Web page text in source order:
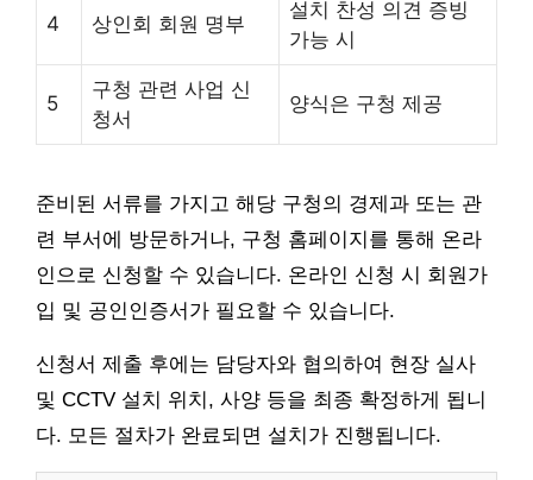
4 상인회 회원 명부
설치 찬성 의견 증빙
가능 시
5
구청 관련 사업 신
청서
양식은 구청 제공
준비된 서류를 가지고 해당 구청의 경제과 또는 관
련 부서에 방문하거나, 구청 홈페이지를 통해 온라
인으로 신청할 수 있습니다. 온라인 신청 시 회원가
입 및 공인인증서가 필요할 수 있습니다.
신청서 제출 후에는 담당자와 협의하여 현장 실사
및 CCTV 설치 위치, 사양 등을 최종 확정하게 됩니
다. 모든 절차가 완료되면 설치가 진행됩니다.